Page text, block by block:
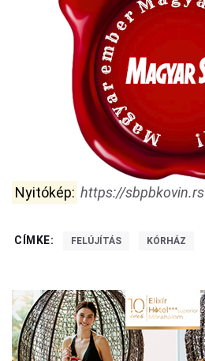
Nyitókép: https://sbpbkovin.rs
CÍMKE: FELÚJÍTÁS KÓRHÁZ